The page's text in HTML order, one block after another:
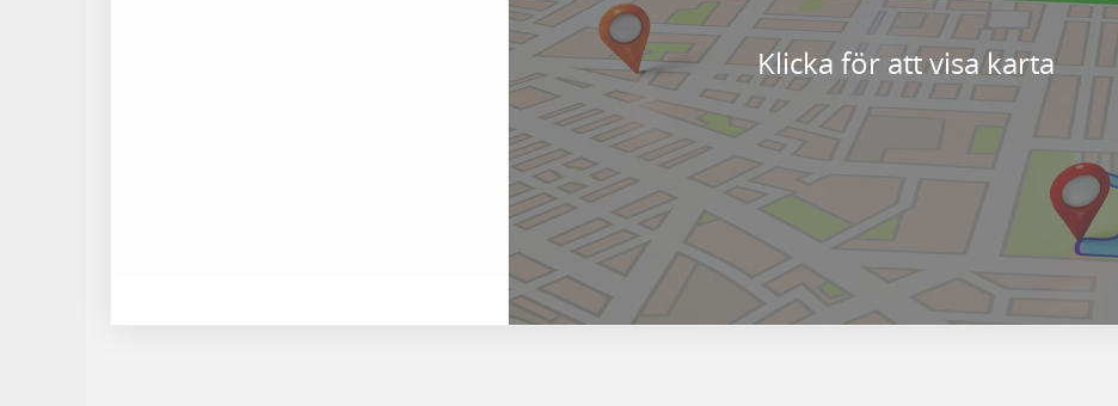
Klicka för att visa karta